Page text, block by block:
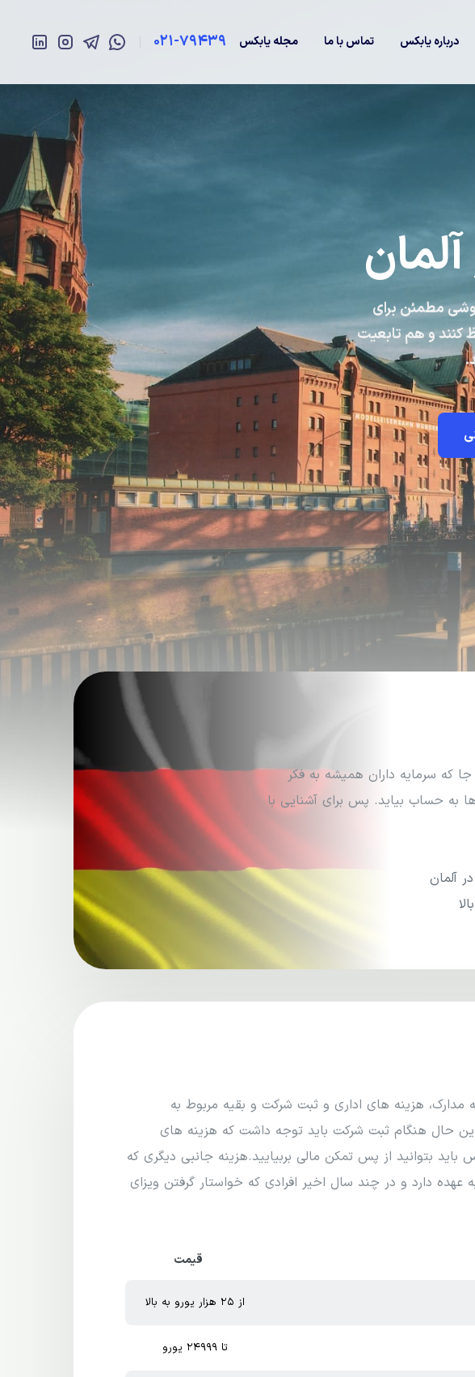
درباره یابکس تماس با ما مجله یابکس 021-79439
مطمئن برای
کنند و هم تابعیت
که سرمایه داران همیشه به فکر
به حساب بیاید. پس برای آشنایی با
آلمان
هزینه های اداری و ثبت شرکت و بقیه مربوط به
حال هنگام ثبت شرکت باید توجه داشت که هزینه های
بتوانید از پس تمکن مالی بربیایید.هزینه جانبی دیگری که
دارد و در چند سال اخیر افرادی که خواستار گرفتن ویزای
قیمت
از 25 هزار یورو به بالا
تا 24999 یورو